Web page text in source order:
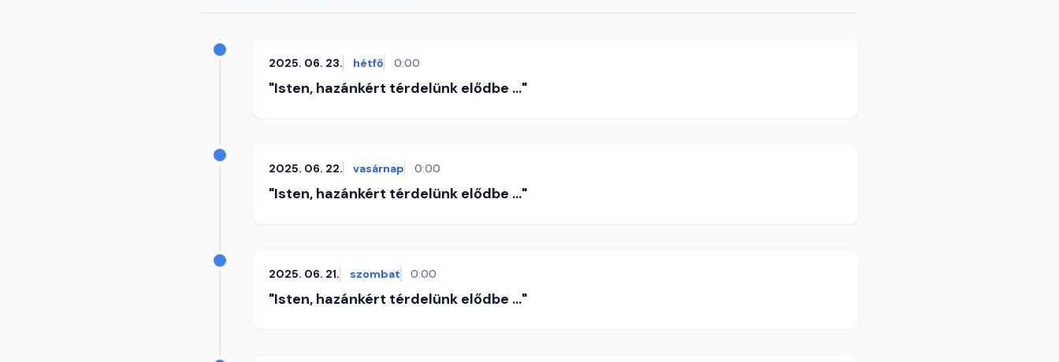
2025. 06. 23. hétfő 0:00
"Isten, hazánkért térdelünk elődbe ..."
2025. 06. 22. vasárnap 0:00
"Isten, hazánkért térdelünk elődbe ..."
2025. 06. 21. szombat 0:00
"Isten, hazánkért térdelünk elődbe ..."